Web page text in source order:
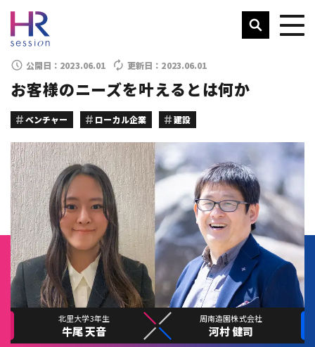
公開日： 2023.06.01 更新日： 2023.06.01
お客様のニーズを叶えるとは何か
ベンチャー ローカル企業 建設
北里大学3年生
牛尾 天音
周南造園株式会社
河村 健司